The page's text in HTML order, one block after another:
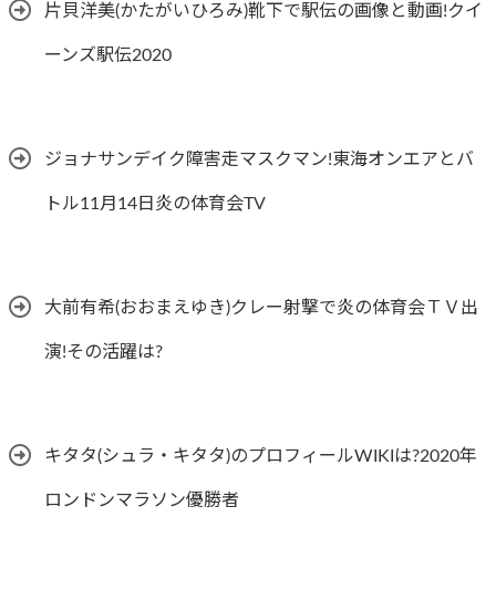
片貝洋美(かたがいひろみ)靴下で駅伝の画像と動画!クイ
ーンズ駅伝2020
ジョナサンデイク障害走マスクマン!東海オンエアとバ
トル11月14日炎の体育会TV
大前有希(おおまえゆき)クレー射撃で炎の体育会ＴＶ出
演!その活躍は?
キタタ(シュラ・キタタ)のプロフィールWIKIは?2020年
ロンドンマラソン優勝者